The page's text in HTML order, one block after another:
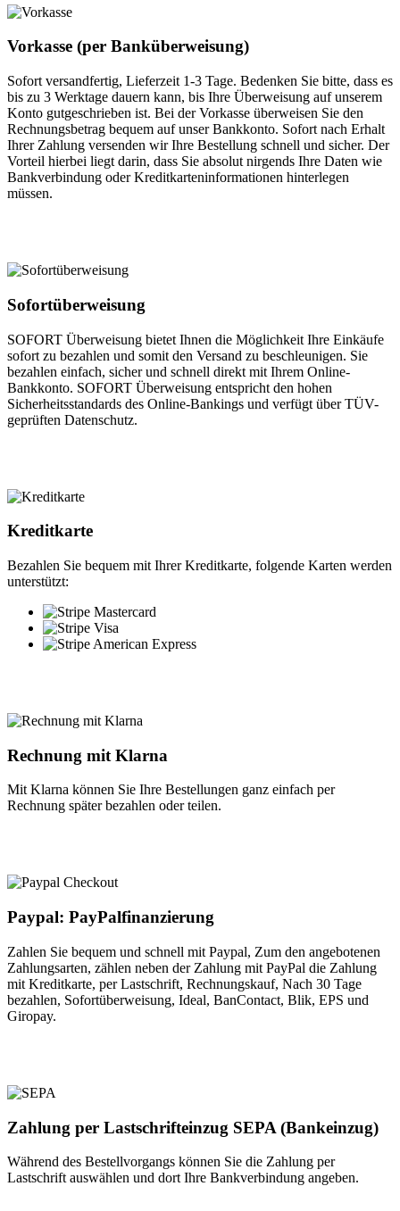
Vorkasse (per Banküberweisung)
Sofort versandfertig, Lieferzeit 1-3 Tage. Bedenken Sie bitte, dass es
bis zu 3 Werktage dauern kann, bis Ihre Überweisung auf unserem
Konto gutgeschrieben ist. Bei der Vorkasse überweisen Sie den
Rechnungsbetrag bequem auf unser Bankkonto. Sofort nach Erhalt
Ihrer Zahlung versenden wir Ihre Bestellung schnell und sicher. Der
Vorteil hierbei liegt darin, dass Sie absolut nirgends Ihre Daten wie
Bankverbindung oder Kreditkarteninformationen hinterlegen
müssen.
Sofortüberweisung
SOFORT Überweisung bietet Ihnen die Möglichkeit Ihre Einkäufe
sofort zu bezahlen und somit den Versand zu beschleunigen. Sie
bezahlen einfach, sicher und schnell direkt mit Ihrem Online-
Bankkonto. SOFORT Überweisung entspricht den hohen
Sicherheitsstandards des Online-Bankings und verfügt über TÜV-
geprüften Datenschutz.
Kreditkarte
Bezahlen Sie bequem mit Ihrer Kreditkarte, folgende Karten werden
unterstützt:
Rechnung mit Klarna
Mit Klarna können Sie Ihre Bestellungen ganz einfach per
Rechnung später bezahlen oder teilen.
Paypal: PayPalfinanzierung
Zahlen Sie bequem und schnell mit Paypal, Zum den angebotenen
Zahlungsarten, zählen neben der Zahlung mit PayPal die Zahlung
mit Kreditkarte, per Lastschrift, Rechnungskauf, Nach 30 Tage
bezahlen, Sofortüberweisung, Ideal, BanContact, Blik, EPS und
Giropay.
Zahlung per Lastschrifteinzug SEPA (Bankeinzug)
Während des Bestellvorgangs können Sie die Zahlung per
Lastschrift auswählen und dort Ihre Bankverbindung angeben.